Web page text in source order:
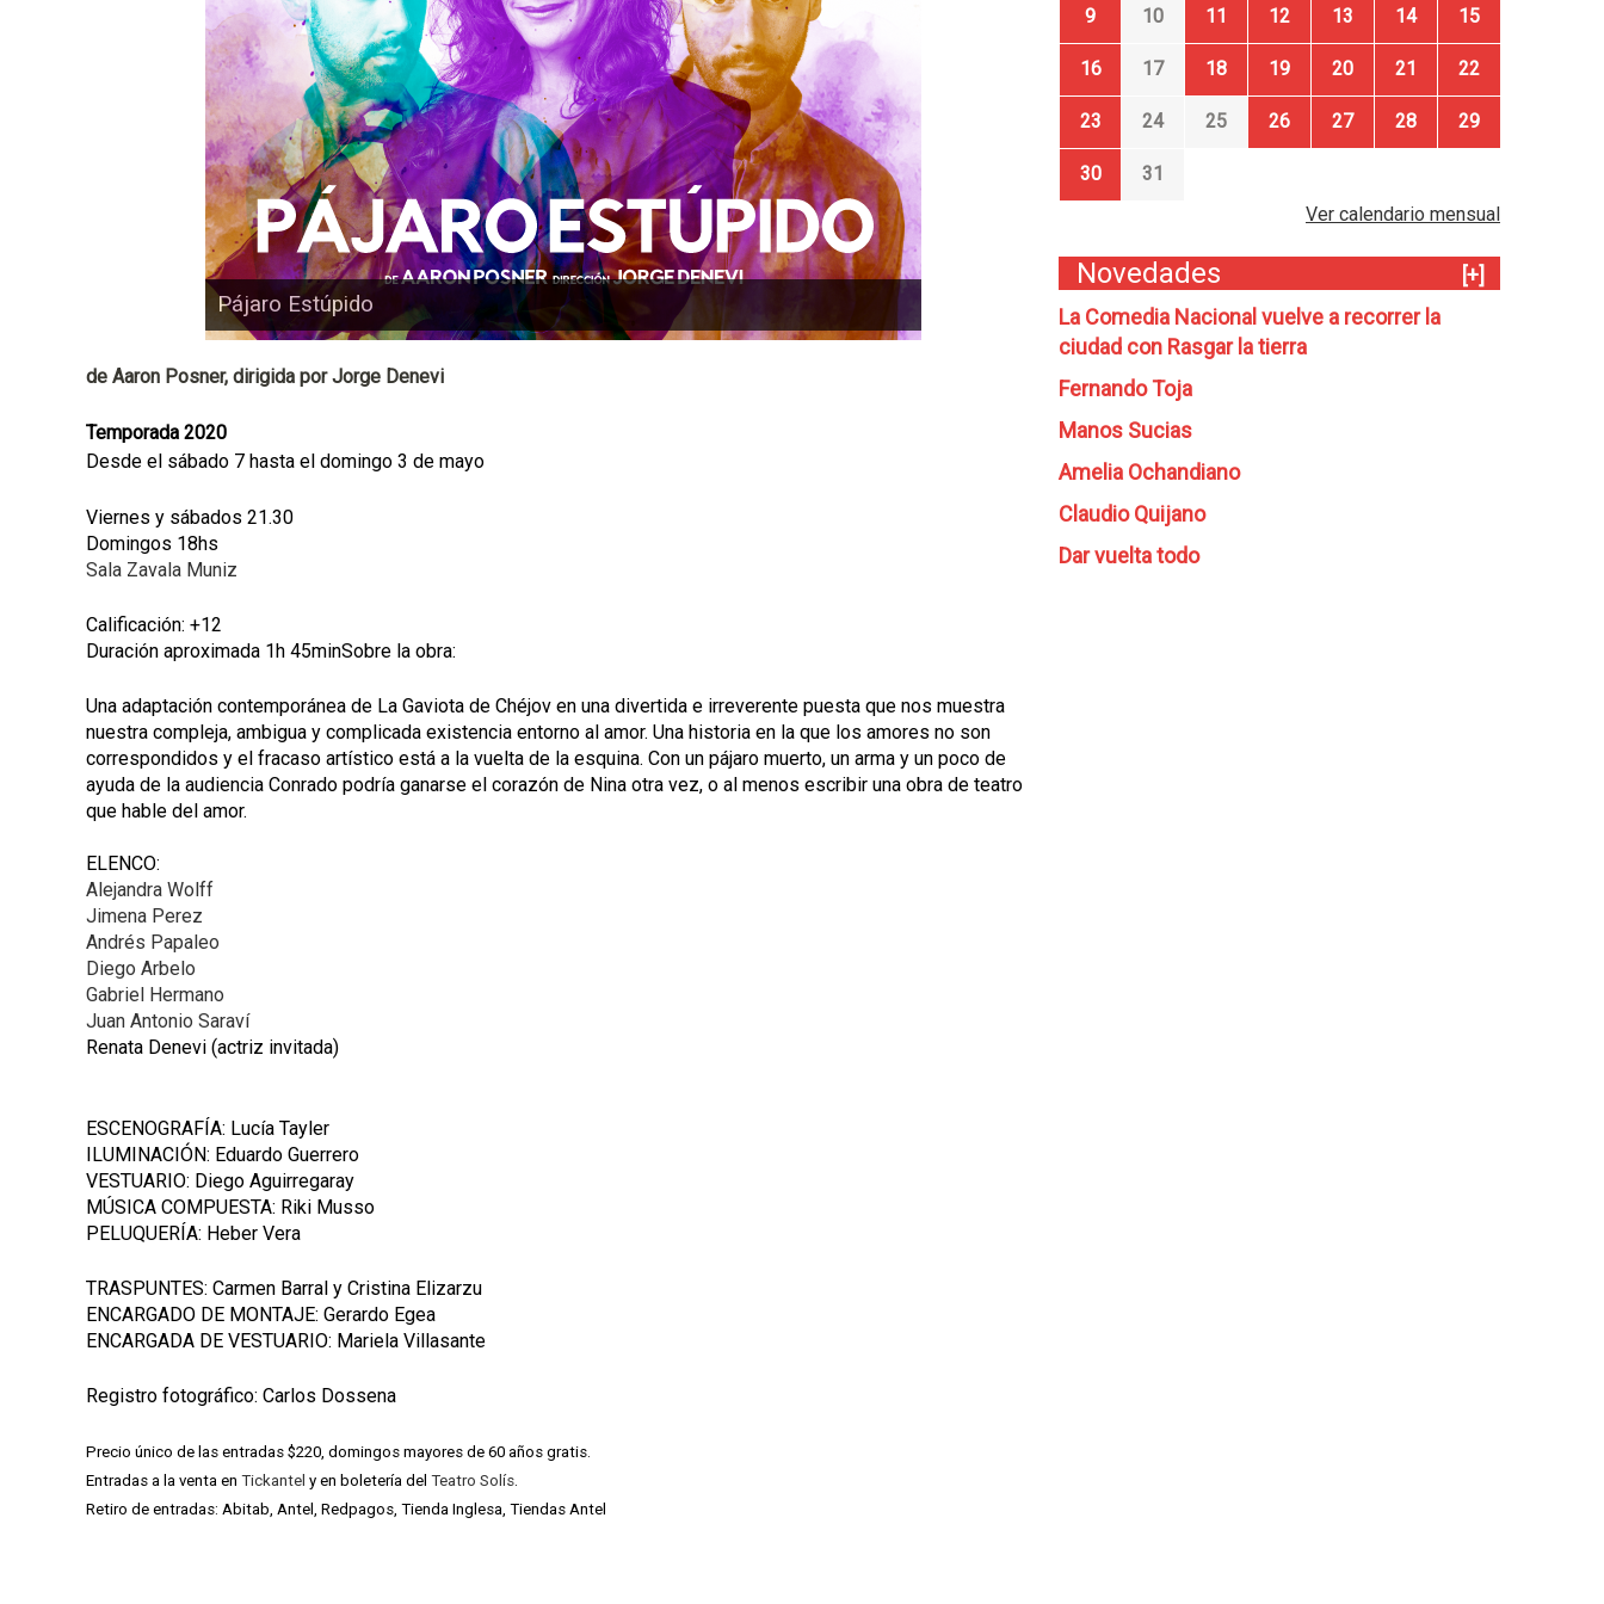
Pájaro Estúpido
de Aaron Posner, dirigida por Jorge Denevi
Temporada 2020
Desde el sábado 7 hasta el domingo 3 de mayo
Viernes y sábados 21.30
Domingos 18hs
Sala Zavala Muniz
Calificación: +12
Duración aproximada 1h 45minSobre la obra:
Una adaptación contemporánea de La Gaviota de Chéjov en una divertida e irreverente puesta que nos muestra
nuestra compleja, ambigua y complicada existencia entorno al amor. Una historia en la que los amores no son
correspondidos y el fracaso artístico está a la vuelta de la esquina. Con un pájaro muerto, un arma y un poco de
ayuda de la audiencia Conrado podría ganarse el corazón de Nina otra vez, o al menos escribir una obra de teatro
que hable del amor.
ELENCO:
Alejandra Wolff
Jimena Perez
Andrés Papaleo
Diego Arbelo
Gabriel Hermano
Juan Antonio Saraví
Renata Denevi (actriz invitada)
ESCENOGRAFÍA: Lucía Tayler
ILUMINACIÓN: Eduardo Guerrero
VESTUARIO: Diego Aguirregaray
MÚSICA COMPUESTA: Riki Musso
PELUQUERÍA: Heber Vera
TRASPUNTES: Carmen Barral y Cristina Elizarzu
ENCARGADO DE MONTAJE: Gerardo Egea
ENCARGADA DE VESTUARIO: Mariela Villasante
Registro fotográfico: Carlos Dossena
Precio único de las entradas $220, domingos mayores de 60 años gratis.
Entradas a la venta en Tickantel y en boletería del Teatro Solís.
Retiro de entradas: Abitab, Antel, Redpagos, Tienda Inglesa, Tiendas Antel
9 10 11 12 13 14 15
16 17 18 19 20 21 22
23 24 25 26 27 28 29
30
31
Ver calendario mensual
Novedades
[+]
La Comedia Nacional vuelve a recorrer la
ciudad con Rasgar la tierra
Fernando Toja
Manos Sucias
Amelia Ochandiano
Claudio Quijano
Dar vuelta todo